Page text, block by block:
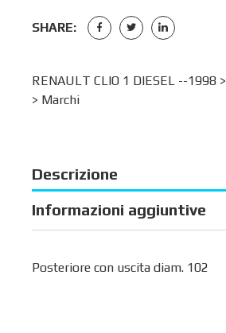
SHARE:
RENAULT CLIO 1 DIESEL --1998 >
> Marchi
Descrizione
Informazioni aggiuntive
Posteriore con uscita diam. 102